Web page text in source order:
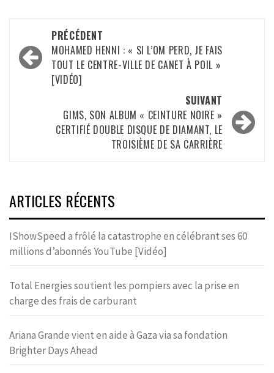
Navigation
d’article
PRÉCÉDENT
MOHAMED HENNI : « SI L’OM PERD, JE FAIS
TOUT LE CENTRE-VILLE DE CANET À POIL »
[VIDÉO]
SUIVANT
GIMS, SON ALBUM « CEINTURE NOIRE »
CERTIFIÉ DOUBLE DISQUE DE DIAMANT, LE
TROISIÈME DE SA CARRIÈRE
ARTICLES RÉCENTS
IShowSpeed a frôlé la catastrophe en célébrant ses 60
millions d’abonnés YouTube [Vidéo]
Total Energies soutient les pompiers avec la prise en
charge des frais de carburant
Ariana Grande vient en aide à Gaza via sa fondation
Brighter Days Ahead